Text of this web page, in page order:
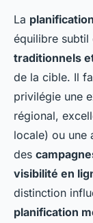
La
équilibre subtil
traditionnels
de la cible. Il
privilégie une
régional,
locale) ou une
des
visibilité en
distinction
planification